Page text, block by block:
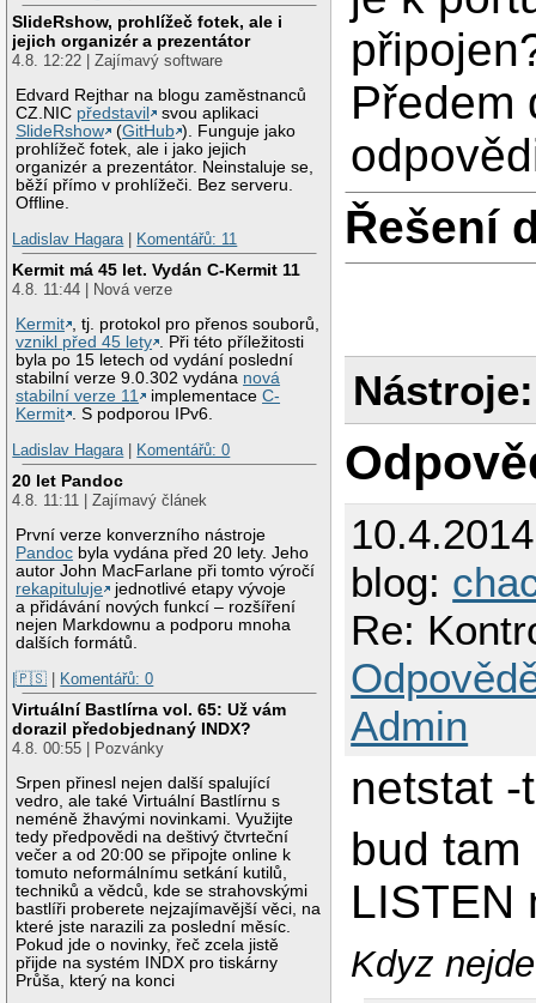
SlideRshow, prohlížeč fotek, ale i
jejich organizér a prezentátor
4.8. 12:22 | Zajímavý software
Edvard Rejthar na blogu zaměstnanců
CZ.NIC představil
svou aplikaci
SlideRshow
(GitHub ). Funguje jako
prohlížeč fotek, ale i jako jejich
organizér a prezentátor. Neinstaluje se,
běží přímo v prohlížeči. Bez serveru.
Offline.
Ladislav Hagara | Komentářů: 11
Kermit má 45 let. Vydán C-Kermit 11
4.8. 11:44 | Nová verze
Kermit , tj. protokol pro přenos souborů,
vznikl před 45 lety . Při této příležitosti
byla po 15 letech od vydání poslední
stabilní verze 9.0.302 vydána nová
stabilní verze 11
implementaceC-
Kermit . S podporou IPv6.
Ladislav Hagara | Komentářů: 0
20 let Pandoc
4.8. 11:11 | Zajímavý článek
První verze konverzního nástroje
Pandoc byla vydána před 20 lety. Jeho
autor John MacFarlane při tomto výročí
rekapituluje
jednotlivé etapy vývoje
a přidávání nových funkcí – rozšíření
nejen Markdownu a podporu mnoha
dalších formátů.
|🇵🇸 | Komentářů: 0
Virtuální Bastlírna vol. 65: Už vám
dorazil předobjednaný INDX?
4.8. 00:55 | Pozvánky
Srpen přinesl nejen další spalující
vedro, ale také Virtuální Bastlírnu s
neméně žhavými novinkami. Využijte
tedy předpovědi na deštivý čtvrteční
večer a od 20:00 se připojte online k
tomuto neformálnímu setkání kutilů,
techniků a vědců, kde se strahovskými
bastlíři proberete nejzajímavější věci, na
které jste narazili za poslední měsíc.
Pokud jde o novinky, řeč zcela jistě
přijde na systém INDX pro tiskárny
Průša, který na konci
Předem
Řešení
Nástroje:
blog:
Re:
Admin
netstat
bud
LISTEN
Kdyz